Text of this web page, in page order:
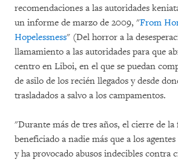
recomendaciones a las autoridades
un informe de marzo de 2009, "From
Hopelessness" (Del horror a la
llamamiento a las autoridades para que
centro en Liboi, en el que se puedan
de asilo de los recién llegados y desde
trasladados a salvo a los campamentos.
"Durante más de tres años, el cierre de
beneficiado a nadie más que a los
y ha provocado abusos indecibles contra